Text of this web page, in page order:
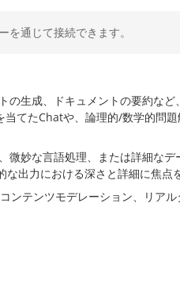
を通じて接続できます。
の生成、ドキュメントの要約な
てたChatや、論理的/数学的問
微妙な言語処理、または詳細な
出力における深さと詳細に焦点
テンツモデレーション、リアル